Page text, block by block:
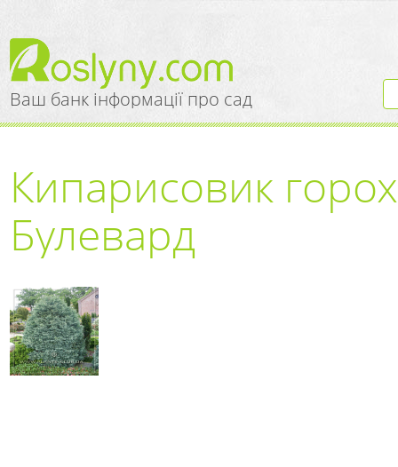
Ваш банк інформації про сад
Кипарисовик
Булевард